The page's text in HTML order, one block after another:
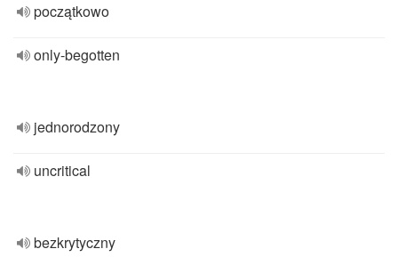
początkowo
only-begotten
jednorodzony
uncritical
bezkrytyczny